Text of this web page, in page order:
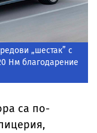
„шестак” с
Нм благодарение
са по-